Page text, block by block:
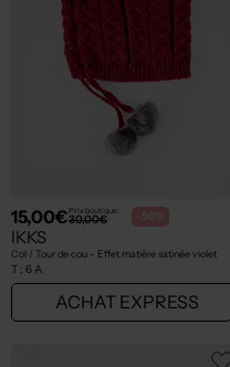
15,00€Prix boutique :
30,00€ -50%
IKKS
Col / Tour de cou - Effet matière satinée violet
T : 6 A
ACHAT EXPRESS